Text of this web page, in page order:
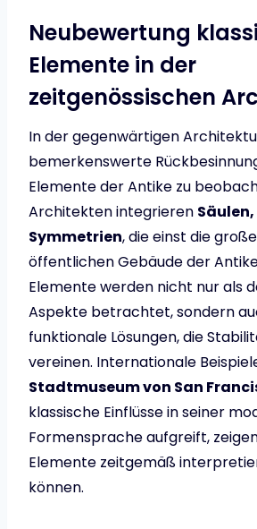
Neubewertung
Elemente in der
zeitgenössischen
In der gegenwärtigen
bemerkenswerte
Elemente der Antike zu
Architekten integrieren
Symmetrien, die einst die
öffentlichen Gebäude der
Elemente werden nicht nur als
Aspekte betrachtet, sondern
funktionale Lösungen, die
vereinen. Internationale
Stadtmuseum von San
klassische Einflüsse in seiner
Formensprache aufgreift,
Elemente zeitgemäß
können.